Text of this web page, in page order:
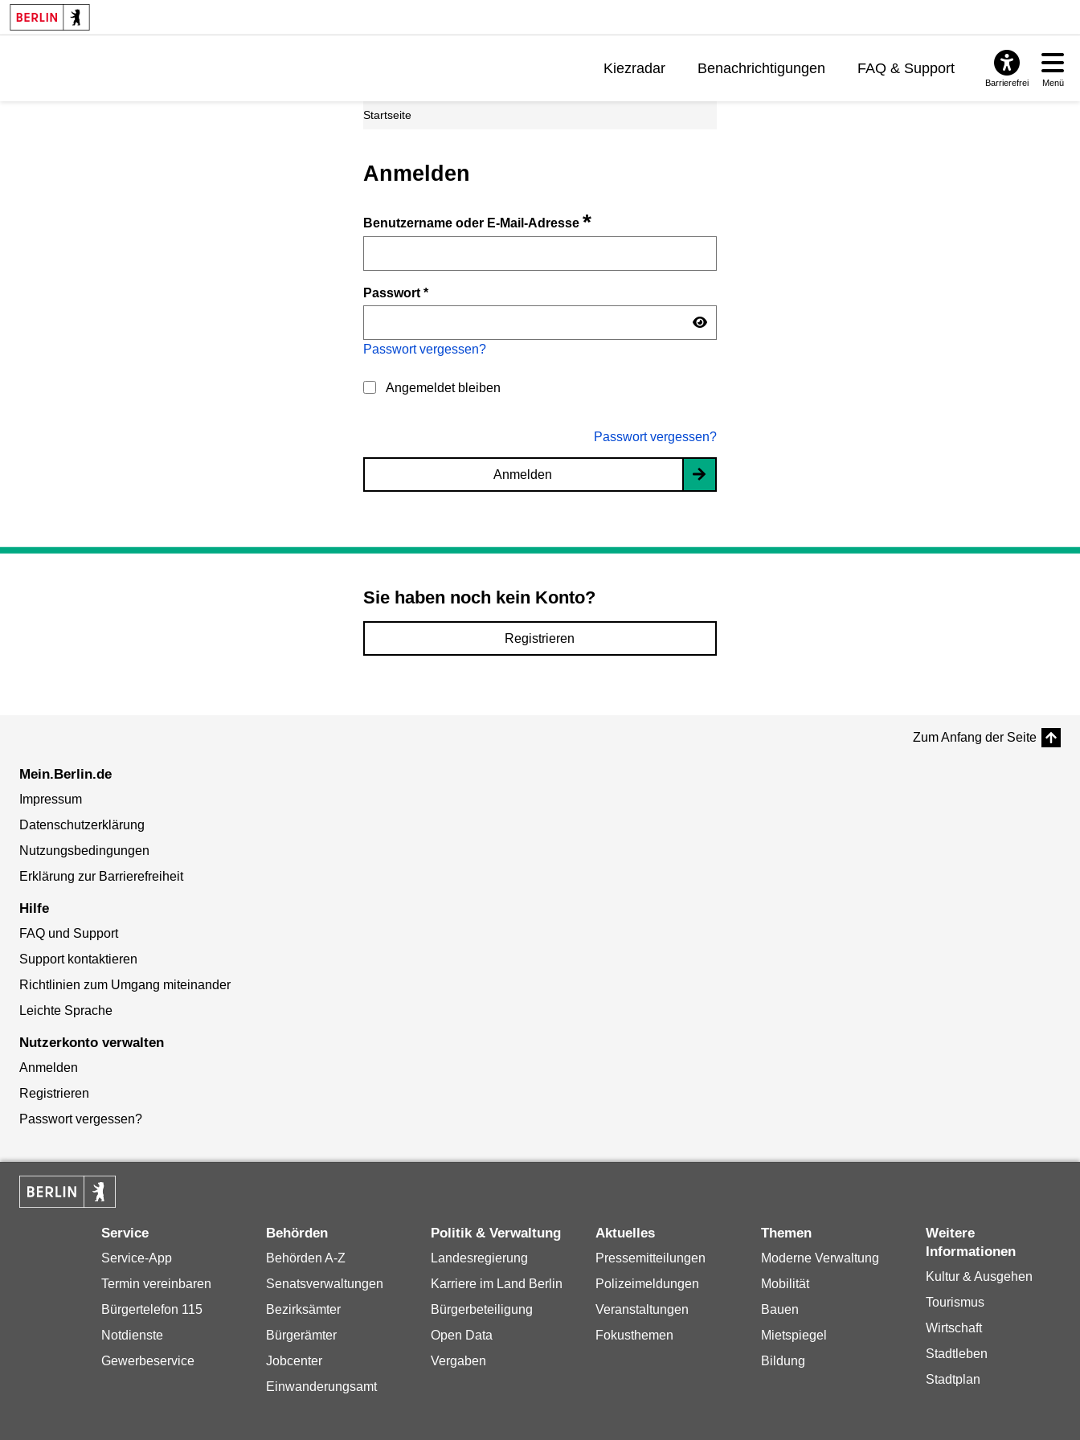
Kiezradar Benachrichtigungen FAQ & Support
Barrierefrei Menü
Startseite
Anmelden
Benutzername oder E-Mail-Adresse*
Passwort*
Passwort vergessen?
Angemeldet bleiben
Passwort vergessen?
Anmelden
Sie haben noch kein Konto?
Registrieren
Zum Anfang der Seite
Mein.Berlin.de
Impressum
Datenschutzerklärung
Nutzungsbedingungen
Erklärung zur Barrierefreiheit
Hilfe
FAQ und Support
Support kontaktieren
Richtlinien zum Umgang miteinander
Leichte Sprache
Nutzerkonto verwalten
Anmelden
Registrieren
Passwort vergessen?
Service
Service-App
Termin vereinbaren
Bürgertelefon 115
Notdienste
Gewerbeservice
Behörden
Behörden A-Z
Senatsverwaltungen
Bezirksämter
Bürgerämter
Jobcenter
Einwanderungsamt
Politik & Verwaltung
Landesregierung
Karriere im Land Berlin
Bürgerbeteiligung
Open Data
Vergaben
Aktuelles
Pressemitteilungen
Polizeimeldungen
Veranstaltungen
Fokusthemen
Themen
Moderne Verwaltung
Mobilität
Bauen
Mietspiegel
Bildung
Weitere
Informationen
Kultur & Ausgehen
Tourismus
Wirtschaft
Stadtleben
Stadtplan